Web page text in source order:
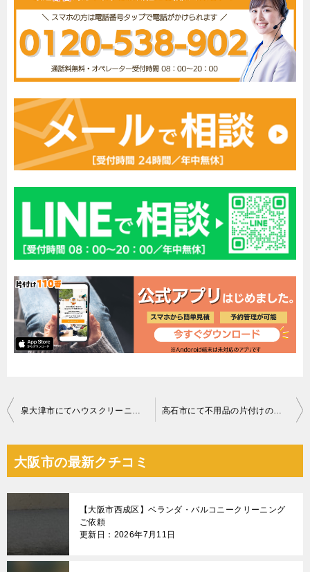
投
ナ
ビ
ゲ
ョ
泉大津市にてハウスクリーニングのご依頼 お客様の声 高石市にて不用品の片付けのご依頼 お客様の声
大阪市の最新クチコミ
【大阪市西成区】ベランダ・バルコニークリーニング
ご依頼
更新日：2026年7月11日